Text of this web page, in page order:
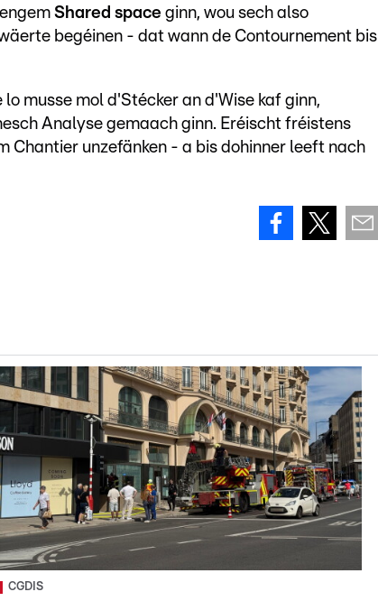
Shared space ginn, wou sech also
begéinen - dat wann de Contournement bis
musse mol d'Stécker an d'Wise kaf ginn,
Analyse gemaach ginn. Eréischt fréistens
Chantier unzefänken - a bis dohinner leeft nach
CGDIS